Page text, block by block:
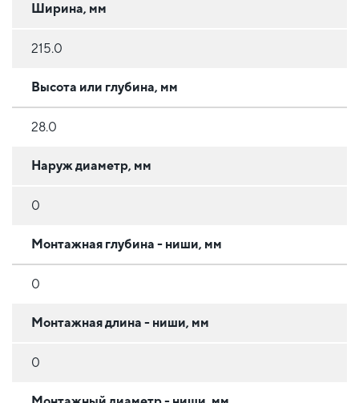
Ширина, мм
215.0
Высота или глубина, мм
28.0
Наруж диаметр, мм
0
Монтажная глубина - ниши, мм
0
Монтажная длина - ниши, мм
0